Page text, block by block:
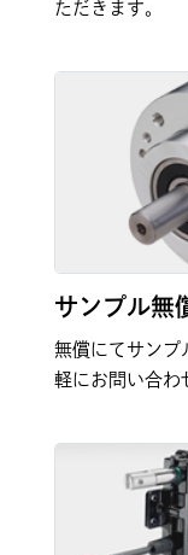
ただきます。
サンプル無
無償にてサンプ
軽にお問い合わ